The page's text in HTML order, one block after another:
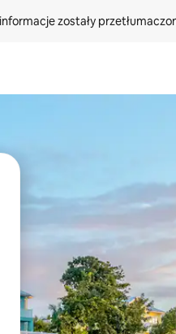
zostały
za pomocą klawiszy